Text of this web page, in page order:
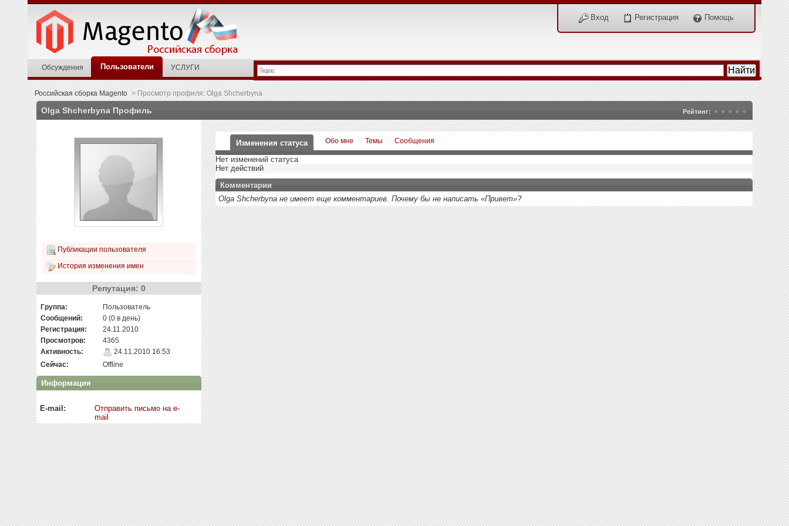
Вход Регистрация Помощь
Обсуждения Пользователи УСЛУГИ
Российская сборка Magento >Просмотр профиля: Olga Shcherbyna
Olga Shcherbyna Профиль Рейтинг:
Публикации пользователя
История изменения имен
Репутация: 0
Группа:
Пользователь
Сообщений:
0 (0 в день)
Регистрация:
24.11.2010
Просмотров:
4365
Активность:
24.11.2010 16:53
Сейчас:
Offline
Информация
E-mail:
Отправить письмо на e-
mail
Изменения статуса Обо мне Темы Сообщения
Нет изменений статуса
Нет действий
Комментарии
Olga Shcherbyna не имеет еще комментариев. Почему бы не написать «Привет»?